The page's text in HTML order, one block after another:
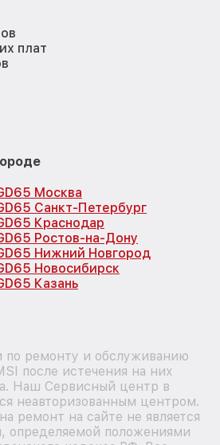
плат
Москва
Санкт-Петербург
Краснодар
Ростов-на-Дону
Нижний Новгород
Новосибирск
Казань
по ремонту и обслуживанию
после истечения на них
Наш Сервисный центр в
неавторизованным центром.
ремонт на сайте не является
определяемой положениями